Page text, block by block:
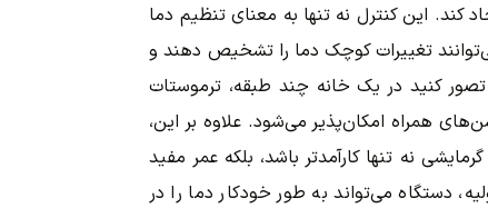
کند. این کنترل نه تنها به معنای تنظیم دما
تغییرات کوچک دما را تشخیص دهند و
کنید در یک خانه چند طبقه، ترموستات
همراه امکان‌پذیر می‌شود. علاوه بر این،
نه تنها کارآمدتر باشد، بلکه عمر مفید
دستگاه می‌تواند به طور خودکار دما را در